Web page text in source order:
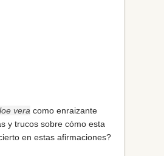
vera como enraizante
y trucos sobre cómo esta
en estas afirmaciones?